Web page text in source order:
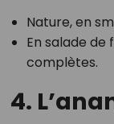
Nature, en
En salade de
complètes.
4.